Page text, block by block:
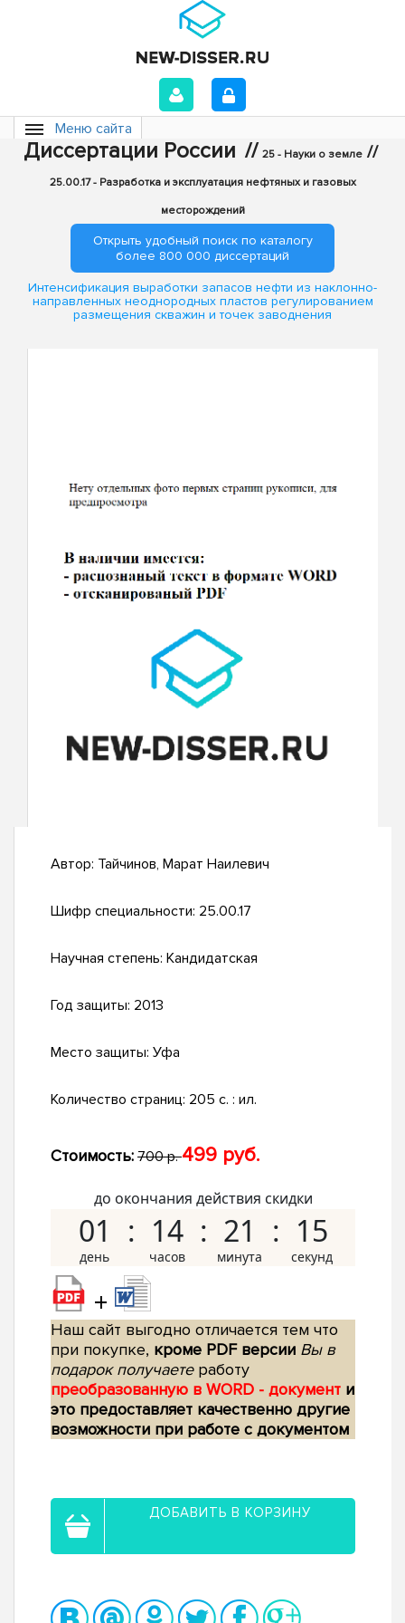
Меню сайта
Диссертации России // 25 - Науки о земле //
25.00.17 - Разработка и эксплуатация нефтяных и газовых
месторождений
Открыть удобный поиск по каталогу
более 800 000 диссертаций
Интенсификация выработки запасов нефти из наклонно-
направленных неоднородных пластов регулированием
размещения скважин и точек заводнения
Автор: Тайчинов, Марат Наилевич
Шифр специальности: 25.00.17
Научная степень: Кандидатская
Год защиты: 2013
Место защиты: Уфа
Количество страниц: 205 с. : ил.
Стоимость: 700 р.499 руб.
до окончания действия скидки
01 14 21 14
+
Наш сайт выгодно отличается тем что
при покупке, кроме PDF версии Вы в
подарок получаетеработу
преобразованную в WORD - документ и
это предоставляет качественно другие
возможности при работе с документом
ДОБАВИТЬ В КОРЗИНУ